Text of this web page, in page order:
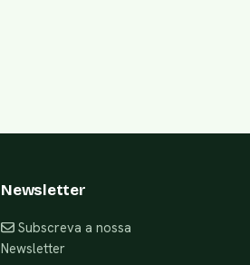
Newsletter
Subscreva a nossa
Newsletter